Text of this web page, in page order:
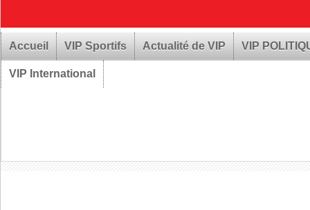
Accueil VIP Sportifs Actualité de VIP VIP
VIP International